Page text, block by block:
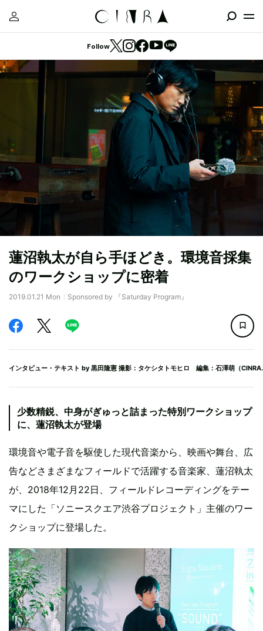
Follow
蓮沼執太が自ら手ほどき。環境音採集
のワークショップに密着
2019.01.21 Mon Sponsored by 『Saturday Program』
インタビュー・テキスト by 黒田隆憲 撮影：タケシタトモヒロ 編集：石澤萌（
少数精鋭、中身がぎゅっと詰まった特別ワークショップ
に、蓮沼執太が登場
環境音や電子音を駆使した現代音楽から、映画や舞台、広
告などさまざまなフィールドで活躍する音楽家、蓮沼執太
が、2018年12月22日、フィールドレコーディングをテー
マにした「ソニースクエア渋谷プロジェクト」主催のワー
クショップに登場した。